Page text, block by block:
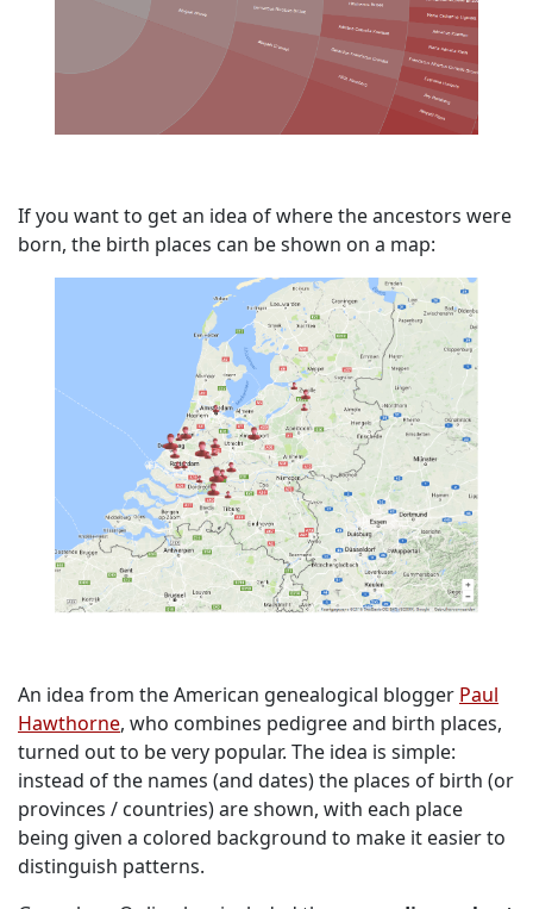
If you want to get an idea of where the ancestors were
born, the birth places can be shown on a map:
An idea from the American genealogical blogger Paul
Hawthorne, who combines pedigree and birth places,
turned out to be very popular. The idea is simple:
instead of the names (and dates) the places of birth (or
provinces / countries) are shown, with each place
being given a colored background to make it easier to
distinguish patterns.